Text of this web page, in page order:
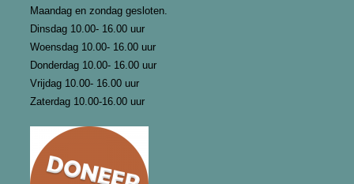
Maandag en zondag gesloten.
Dinsdag 10.00- 16.00 uur
Woensdag 10.00- 16.00 uur
Donderdag 10.00- 16.00 uur
Vrijdag 10.00- 16.00 uur
Zaterdag 10.00-16.00 uur